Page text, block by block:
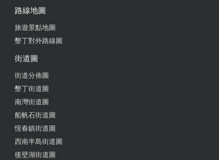
里德部落，就是台26線通往台東的道路，可是因為政
客理念不同造成， 滿州鄉全台灣最落後的地方
有此部落坐上接駁車和導覽解說人員一起到海邊，因
為路不好走，所以採小人數一團，風景而言就是臺灣
路線地圖
旅遊景點地圖
墾丁對外路線圖
街道圖
街道分佈圖
墾丁街道圖
南灣街道圖
船帆石街道圖
恆春鎮街道圖
西南半島街道圖
後壁湖街道圖